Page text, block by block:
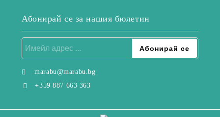
Абонирай се за нашия бюлетин
marabu@marabu.bg
+359 887 663 363